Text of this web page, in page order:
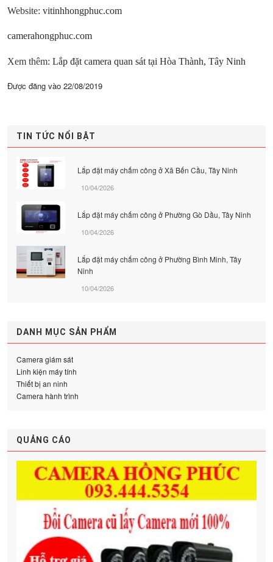
Website: vitinhhongphuc.com
camerahongphuc.com
Xem thêm: Lắp đặt camera quan sát tại Hòa Thành, Tây Ninh
Được đăng vào 22/08/2019
TIN TỨC NỔI BẬT
Lắp đặt máy chấm công ở Xã Bến Cầu, Tây Ninh
10/04/2026
Lắp đặt máy chấm công ở Phường Gò Dầu, Tây Ninh
10/04/2026
Lắp đặt máy chấm công ở Phường Bình Minh, Tây
Ninh
10/04/2026
DANH MỤC SẢN PHẨM
Camera giám sát
Linh kiện máy tính
Thiết bị an ninh
Camera hành trình
QUẢNG CÁO